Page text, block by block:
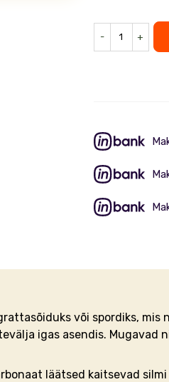
- +
või spordiks,
igas asendis.
läätsed kaitsevad